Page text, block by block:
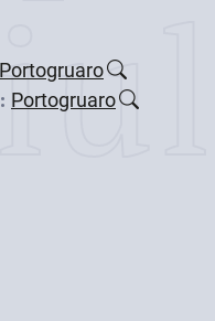
Portogruaro
Portogruaro